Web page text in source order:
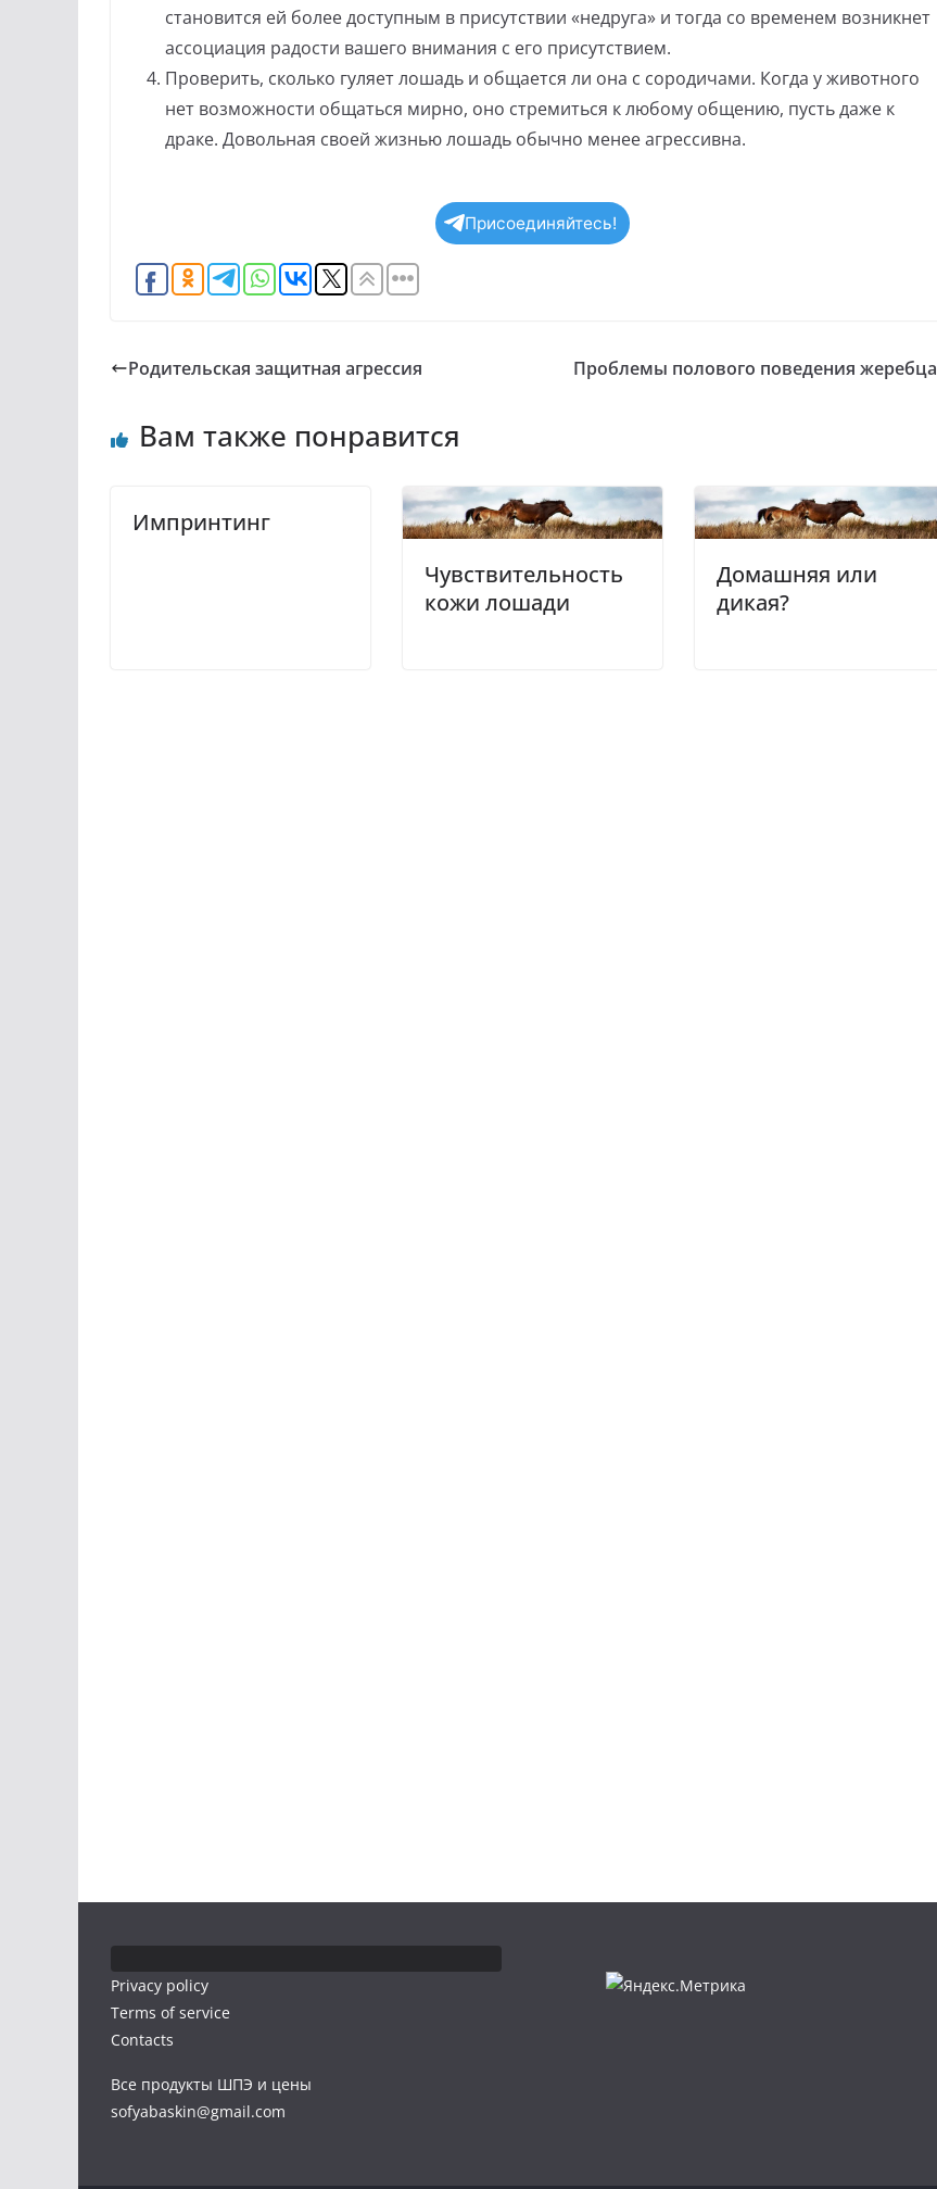
становится ей более доступным в присутствии «недруга» и тогда со временем возникнет
ассоциация радости вашего внимания с его присутствием.
Проверить, сколько гуляет лошадь и общается ли она с сородичами. Когда у животного
нет возможности общаться мирно, оно стремиться к любому общению, пусть даже к
драке. Довольная своей жизнью лошадь обычно менее агрессивна.
Присоединяйтесь!
Родительская защитная агрессия Проблемы полового поведения жеребца
Вам также понравится
Импринтинг
Чувствительность
кожи лошади
Домашняя или
дикая?
Privacy policy
Terms of service
Contacts
Все продукты ШПЭ и цены
sofyabaskin@gmail.com